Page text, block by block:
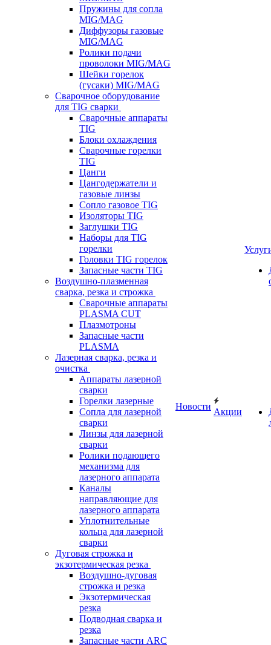
Пружины для сопла
MIG/MAG
Диффузоры газовые
MIG/MAG
Ролики подачи
проволоки MIG/MAG
Шейки горелок
(гусаки) MIG/MAG
Сварочное оборудование
для TIG сварки
Сварочные аппараты
TIG
Блоки охлаждения
Сварочные горелки
TIG
Цанги
Цангодержатели и
газовые линзы
Сопло газовое TIG
Изоляторы TIG
Заглушки TIG
Наборы для TIG
горелки
Головки TIG горелок
Запасные части TIG
Воздушно-плазменная
сварка, резка и строжка
Сварочные аппараты
PLASMA CUT
Плазмотроны
Запасные части
PLASMA
Лазерная сварка, резка и
очистка
Аппараты лазерной
сварки
Горелки лазерные
Сопла для лазерной
сварки
Линзы для лазерной
сварки
Ролики подающего
механизма для
лазерного аппарата
Каналы
направляющие для
лазерного аппарата
Уплотнительные
кольца для лазерной
сварки
Дуговая строжка и
экзотермическая резка
Воздушно-дуговая
строжка и резка
Экзотермическая
резка
Подводная сварка и
резка
Запасные части ARC
Новости
Акции